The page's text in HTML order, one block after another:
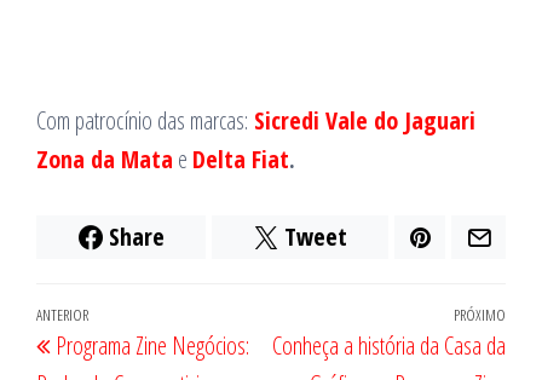
Com patrocínio das marcas: Sicredi Vale do Jaguari
Zona da Mata e Delta Fiat.
Share Tweet
Navegação
de
Post
anterior
ANTERIOR
Programa Zine Negócios:
PRÓXIMO
Conheça a história da Casa da